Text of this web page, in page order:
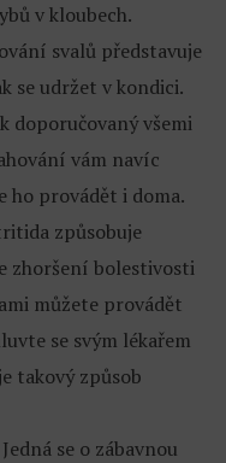
v kloubech.
svalů představuje
se udržet v kondici.
doporučovaný všemi
vám navíc
ho provádět i doma.
způsobuje
zhoršení bolestivosti
můžete provádět
se svým lékařem
takový způsob
Jedná se o zábavnou